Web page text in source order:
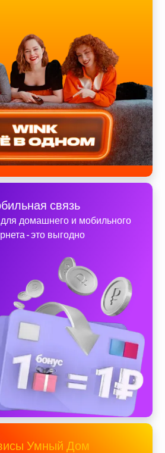
связь
домашнего и мобильного
- это выгодно
Умный Дом